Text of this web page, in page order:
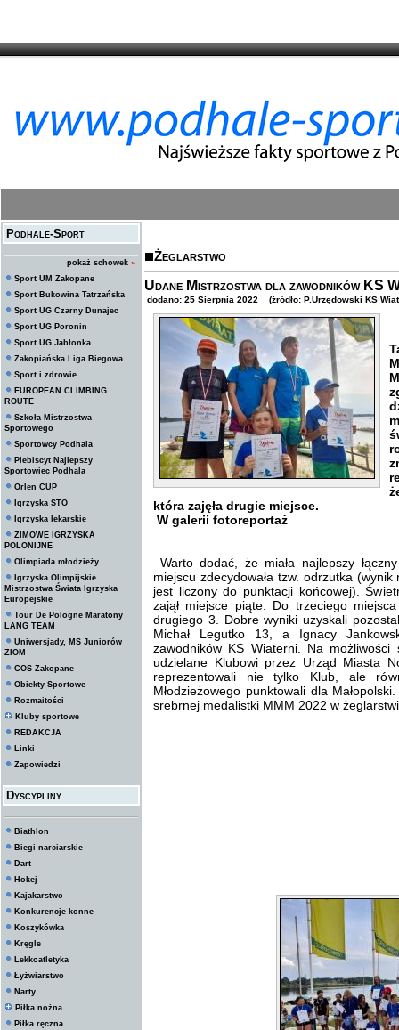
Podhale-Sport
pokaż schowek »
Sport UM Zakopane
Sport Bukowina Tatrzańska
Sport UG Czarny Dunajec
Sport UG Poronin
Sport UG Jabłonka
Zakopiańska Liga Biegowa
Sport i zdrowie
EUROPEAN CLIMBING
ROUTE
Szkoła Mistrzostwa
Sportowego
Sportowcy Podhala
Plebiscyt Najlepszy
Sportowiec Podhala
Orlen CUP
Igrzyska STO
Igrzyska lekarskie
ZIMOWE IGRZYSKA
POLONIJNE
Olimpiada młodzieży
Igrzyska Olimpijskie
Mistrzostwa Świata Igrzyska
Europejskie
Tour De Pologne Maratony
LANG TEAM
Uniwersjady, MS Juniorów
ZIOM
COS Zakopane
Obiekty Sportowe
Rozmaitości
Kluby sportowe
REDAKCJA
Linki
Zapowiedzi
Dyscypliny
Biathlon
Biegi narciarskie
Dart
Hokej
Kajakarstwo
Konkurencje konne
Koszykówka
Kręgle
Lekkoatletyka
Łyżwiarstwo
Narty
Piłka nożna
Piłka ręczna
Żeglarstwo
Udane Mistrzostwa dla zawodników KS
dodano: 25 Sierpnia 2022 (źródło: P.Urzędowski KS
która zajęła drugie miejsce.
W galerii fotoreportaż
Warto dodać, że miała najlepszy
miejscu zdecydowała tzw. odrzutka
jest liczony do punktacji końcowej).
zajął miejsce piąte. Do trzeciego
drugiego 3. Dobre wyniki uzyskali
Michał Legutko 13, a Ignacy
zawodników KS Wiaterni. Na możliwości
udzielane Klubowi przez Urząd Miasta
reprezentowali nie tylko Klub, ale
Młodzieżowego punktowali dla
srebrnej medalistki MMM 2022 w